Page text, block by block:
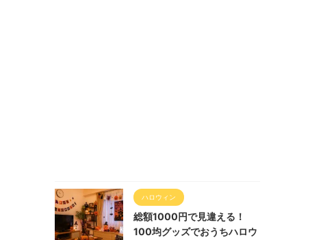
ハロウィン
総額1000円で見違える！
100均グッズでおうちハロウ